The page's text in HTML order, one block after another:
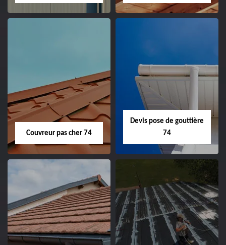
Couvreur pas cher 74
Devis pose de gouttière
74